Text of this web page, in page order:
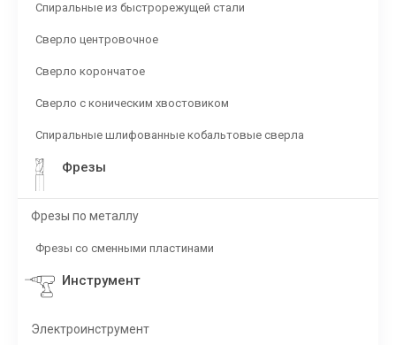
Спиральные из быстрорежущей стали
Сверло центровочное
Сверло корончатое
Сверло с коническим хвостовиком
Спиральные шлифованные кобальтовые сверла
Фрезы
Фрезы по металлу
Фрезы со сменными пластинами
Инструмент
Электроинструмент